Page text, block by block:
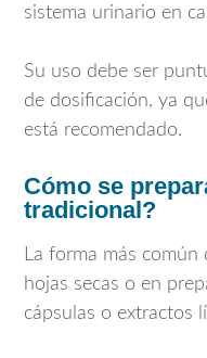
sistema urinario en
Su uso debe ser
de dosificación, ya
está recomendado.
Cómo se
tradicional?
La forma más
hojas secas o en
cápsulas o extractos